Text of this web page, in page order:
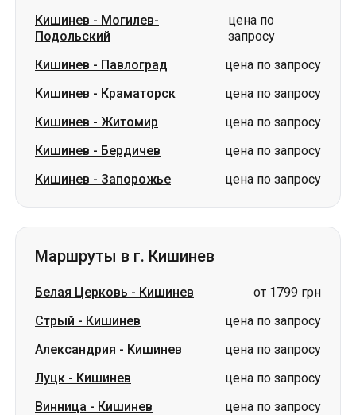
Кишинев - Могилев-
Подольский
цена по
запросу
Кишинев - Павлоград
цена по запросу
Кишинев - Краматорск
цена по запросу
Кишинев - Житомир
цена по запросу
Кишинев - Бердичев
цена по запросу
Кишинев - Запорожье цена по запросу
Маршруты в г. Кишинев
Белая Церковь - Кишинев
от 1799 грн
Стрый - Кишинев
цена по запросу
Александрия - Кишинев
цена по запросу
Луцк - Кишинев
цена по запросу
Винница - Кишинев
цена по запросу